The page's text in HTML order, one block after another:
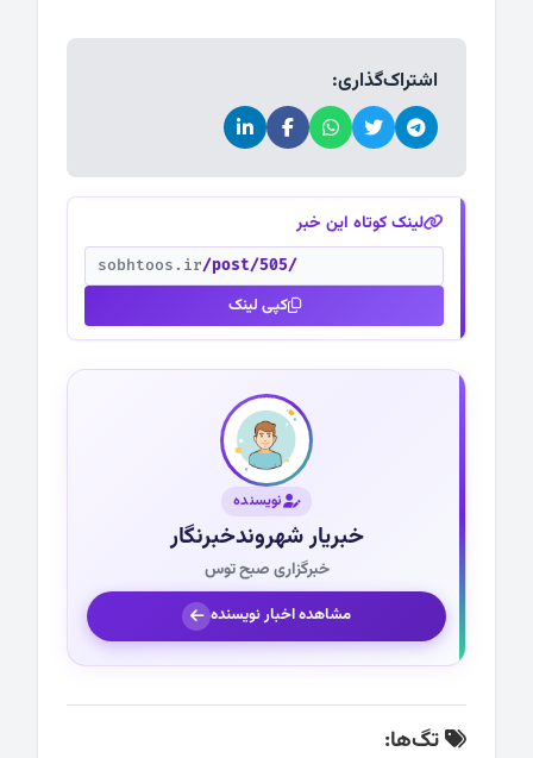
اشتراک‌گذاری:
لینک کوتاه این خبر
sobhtoos.ir/post/505/
کپی لینک
نویسنده
خبریار شهروندخبرنگار
خبرگزاری صبح توس
مشاهده اخبار نویسنده
تگ‌ها: